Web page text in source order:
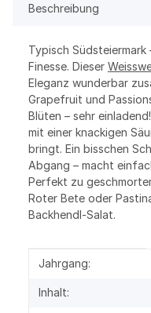
Beschreibung
Typisch
Finesse. Dieser
Eleganz wunderbar
Grapefruit und
Blüten – sehr
mit einer knackigen
bringt. Ein bisschen
Abgang – macht
Perfekt zu
Roter Bete oder
Backhendl-Salat.
Produkteigenschaft
Wert
Jahrgang:
Inhalt: